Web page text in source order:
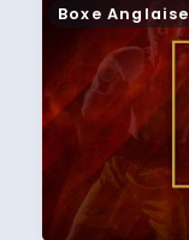
Boxe Anglaise